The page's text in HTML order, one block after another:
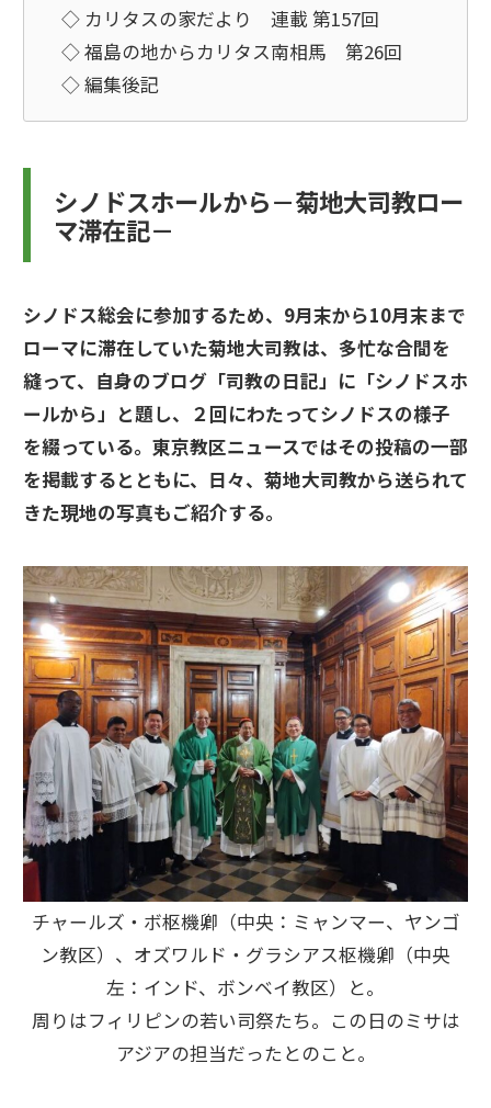
◇ カリタスの家だより 連載 第157回
◇ 福島の地からカリタス南相馬 第26回
◇ 編集後記
シノドスホールから－菊地大司教ロー
マ滞在記－
シノドス総会に参加するため、9月末から10月末まで
ローマに滞在していた菊地大司教は、多忙な合間を
縫って、自身のブログ「司教の日記」に「シノドスホ
ールから」と題し、２回にわたってシノドスの様子
を綴っている。東京教区ニュースではその投稿の一部
を掲載するとともに、日々、菊地大司教から送られて
きた現地の写真もご紹介する。
チャールズ・ボ枢機卿（中央：ミャンマー、ヤンゴ
ン教区）、オズワルド・グラシアス枢機卿（中央
左：インド、ボンベイ教区）と。
周りはフィリピンの若い司祭たち。この日のミサは
アジアの担当だったとのこと。